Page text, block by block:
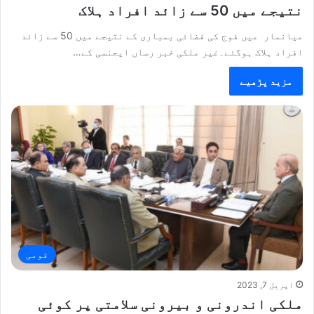
نتیجے میں 50 سے زائد افراد ہلاک
میانمار میں فوج کی فضائی بمباری کے نتیجے میں 50 سے زائد
افراد ہلاک ہوگئے۔غیر ملکی خبر رساں ایجنسی کے…
مزید پڑھیے
قومی
اپریل 7, 2023
ملکی اندرونی و بیرونی سلامتی پر کوئی